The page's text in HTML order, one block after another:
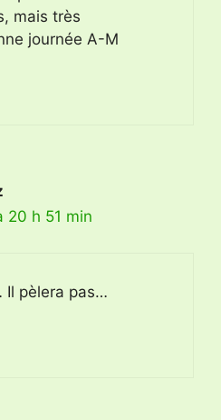
mais très
journée A-M
20 h 51 min
Il pèlera pas…